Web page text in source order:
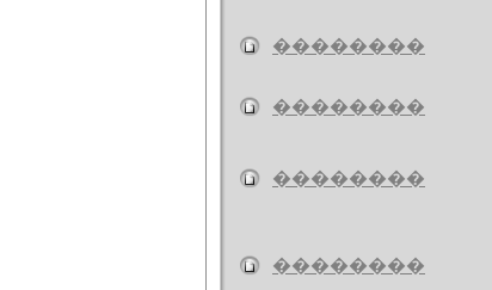
��������
��������
��������
��������